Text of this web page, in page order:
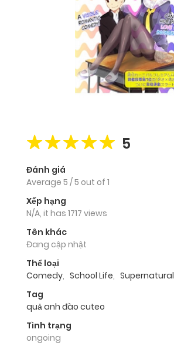
5
Đánh giá
Average 5 /5 out of 1
Xếp hạng
N/A, it has 1717 views
Tên khác
Đang cập nhật
Thể loại
Comedy, School Life, Supernatural
Tag
quả anh đào cuteo
Tình trạng
ongoing